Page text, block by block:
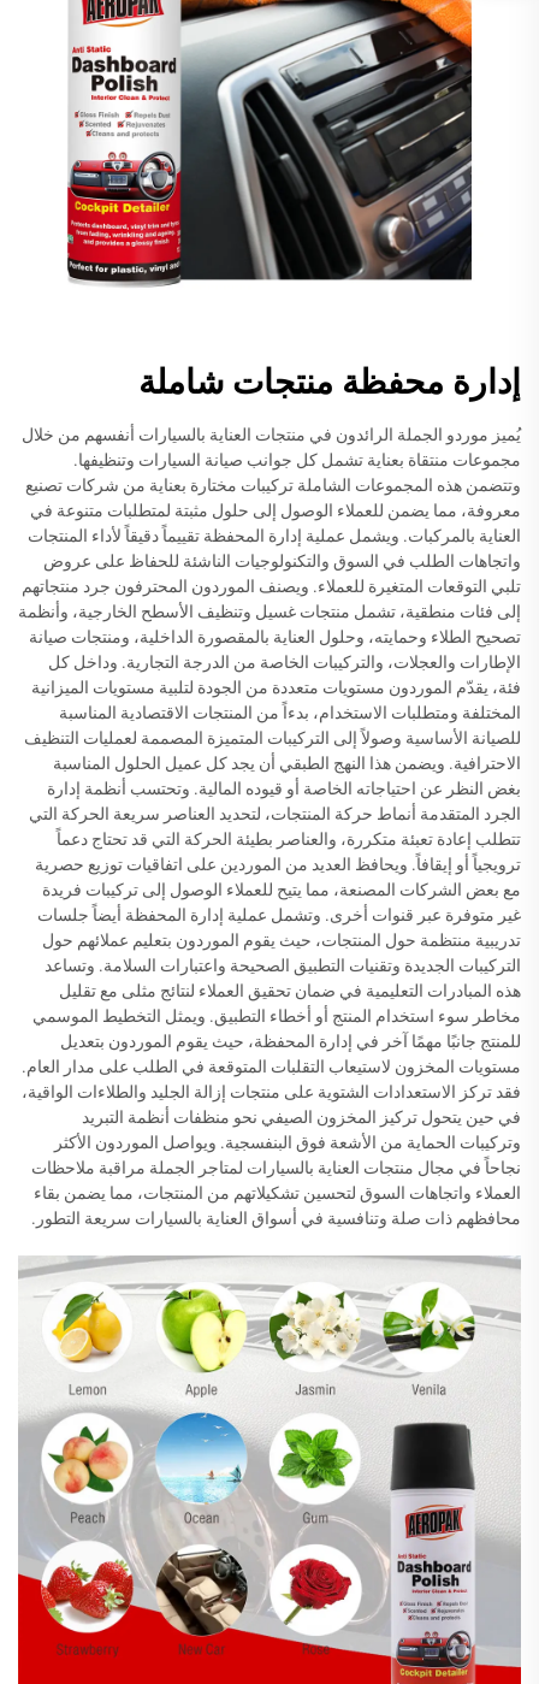
إدارة محفظة منتجات شاملة
يُميز موردو الجملة الرائدون في منتجات العناية بالسيارات أنفسهم من خلال
مجموعات منتقاة بعناية تشمل كل جوانب صيانة السيارات وتنظيفها.
وتتضمن هذه المجموعات الشاملة تركيبات مختارة بعناية من شركات تصنيع
معروفة، مما يضمن للعملاء الوصول إلى حلول مثبتة لمتطلبات متنوعة في
العناية بالمركبات. ويشمل عملية إدارة المحفظة تقييماً دقيقاً لأداء المنتجات
واتجاهات الطلب في السوق والتكنولوجيات الناشئة للحفاظ على عروض
تلبي التوقعات المتغيرة للعملاء. ويصنف الموردون المحترفون جرد منتجاتهم
إلى فئات منطقية، تشمل منتجات غسيل وتنظيف الأسطح الخارجية، وأنظمة
تصحيح الطلاء وحمايته، وحلول العناية بالمقصورة الداخلية، ومنتجات صيانة
الإطارات والعجلات، والتركيبات الخاصة من الدرجة التجارية. وداخل كل
فئة، يقدّم الموردون مستويات متعددة من الجودة لتلبية مستويات الميزانية
المختلفة ومتطلبات الاستخدام، بدءاً من المنتجات الاقتصادية المناسبة
للصيانة الأساسية وصولاً إلى التركيبات المتميزة المصممة لعمليات التنظيف
الاحترافية. ويضمن هذا النهج الطبقي أن يجد كل عميل الحلول المناسبة
بغض النظر عن احتياجاته الخاصة أو قيوده المالية. وتحتسب أنظمة إدارة
الجرد المتقدمة أنماط حركة المنتجات، لتحديد العناصر سريعة الحركة التي
تتطلب إعادة تعبئة متكررة، والعناصر بطيئة الحركة التي قد تحتاج دعماً
ترويجياً أو إيقافاً. ويحافظ العديد من الموردين على اتفاقيات توزيع حصرية
مع بعض الشركات المصنعة، مما يتيح للعملاء الوصول إلى تركيبات فريدة
غير متوفرة عبر قنوات أخرى. وتشمل عملية إدارة المحفظة أيضاً جلسات
تدريبية منتظمة حول المنتجات، حيث يقوم الموردون بتعليم عملائهم حول
التركيبات الجديدة وتقنيات التطبيق الصحيحة واعتبارات السلامة. وتساعد
هذه المبادرات التعليمية في ضمان تحقيق العملاء لنتائج مثلى مع تقليل
مخاطر سوء استخدام المنتج أو أخطاء التطبيق. ويمثل التخطيط الموسمي
للمنتج جانبًا مهمًا آخر في إدارة المحفظة، حيث يقوم الموردون بتعديل
مستويات المخزون لاستيعاب التقلبات المتوقعة في الطلب على مدار العام.
فقد تركز الاستعدادات الشتوية على منتجات إزالة الجليد والطلاءات الواقية،
في حين يتحول تركيز المخزون الصيفي نحو منظفات أنظمة التبريد
وتركيبات الحماية من الأشعة فوق البنفسجية. ويواصل الموردون الأكثر
نجاحاً في مجال منتجات العناية بالسيارات لمتاجر الجملة مراقبة ملاحظات
العملاء واتجاهات السوق لتحسين تشكيلاتهم من المنتجات، مما يضمن بقاء
محافظهم ذات صلة وتنافسية في أسواق العناية بالسيارات سريعة التطور.